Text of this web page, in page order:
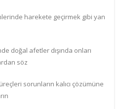
harekete geçirmek gibi yan
doğal afetler dışında onları
söz
sorunların kalıcı çözümüne